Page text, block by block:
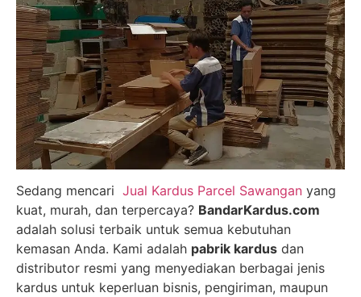
Sedang mencari Jual Kardus Parcel Sawangan yang
kuat, murah, dan terpercaya? BandarKardus.com
adalah solusi terbaik untuk semua kebutuhan
kemasan Anda. Kami adalah pabrik kardus dan
distributor resmi yang menyediakan berbagai jenis
kardus untuk keperluan bisnis, pengiriman, maupun